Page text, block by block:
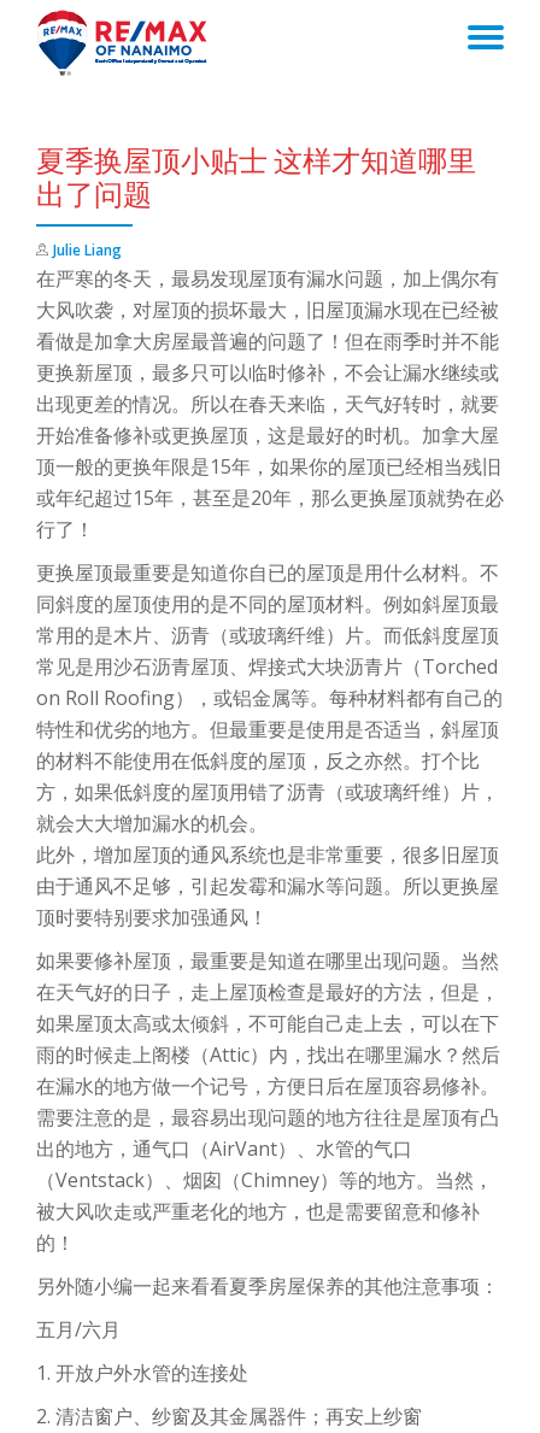
夏季换屋顶小贴士 这样才知道哪里
出了问题
Julie Liang
在严寒的冬天，最易发现屋顶有漏水问题，加上偶尔有
大风吹袭，对屋顶的损坏最大，旧屋顶漏水现在已经被
看做是加拿大房屋最普遍的问题了！但在雨季时并不能
更换新屋顶，最多只可以临时修补，不会让漏水继续或
出现更差的情况。所以在春天来临，天气好转时，就要
开始准备修补或更换屋顶，这是最好的时机。加拿大屋
顶一般的更换年限是15年，如果你的屋顶已经相当残旧
或年纪超过15年，甚至是20年，那么更换屋顶就势在必
行了！
更换屋顶最重要是知道你自已的屋顶是用什么材料。不
同斜度的屋顶使用的是不同的屋顶材料。例如斜屋顶最
常用的是木片、沥青（或玻璃纤维）片。而低斜度屋顶
常见是用沙石沥青屋顶、焊接式大块沥青片（Torched
on Roll Roofing），或铝金属等。每种材料都有自己的
特性和优劣的地方。但最重要是使用是否适当，斜屋顶
的材料不能使用在低斜度的屋顶，反之亦然。打个比
方，如果低斜度的屋顶用错了沥青（或玻璃纤维）片，
就会大大增加漏水的机会。
此外，增加屋顶的通风系统也是非常重要，很多旧屋顶
由于通风不足够，引起发霉和漏水等问题。所以更换屋
顶时要特别要求加强通风！
如果要修补屋顶，最重要是知道在哪里出现问题。当然
在天气好的日子，走上屋顶检查是最好的方法，但是，
如果屋顶太高或太倾斜，不可能自己走上去，可以在下
雨的时候走上阁楼（Attic）内，找出在哪里漏水？然后
在漏水的地方做一个记号，方便日后在屋顶容易修补。
需要注意的是，最容易出现问题的地方往往是屋顶有凸
出的地方，通气口（AirVant）、水管的气口
（Ventstack）、烟囱（Chimney）等的地方。当然，
被大风吹走或严重老化的地方，也是需要留意和修补
的！
另外随小编一起来看看夏季房屋保养的其他注意事项：
五月/六月
1. 开放户外水管的连接处
2. 清洁窗户、纱窗及其金属器件；再安上纱窗